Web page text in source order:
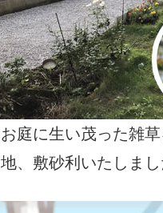
お庭に生い茂った雑
地、敷砂利いたしまし